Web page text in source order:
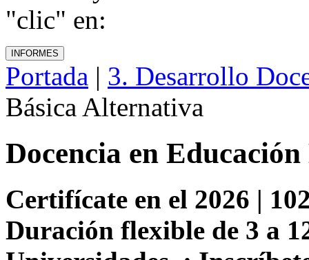
"clic" en:
Portada | 3. Desarrollo
Básica Alternativa
Docencia en
Certifícate en el 2026 |
Duración flexible de 3 a